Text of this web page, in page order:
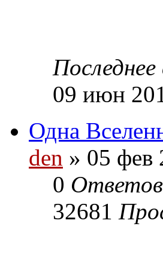
09 июн
Одна
den » 05 фев
0 Ответов
32681